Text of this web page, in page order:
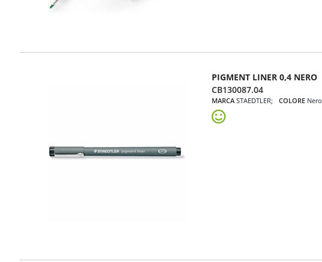
PIGMENT LINER 0,4 NERO
CB130087.04
MARCA STAEDTLER COLORE Nero